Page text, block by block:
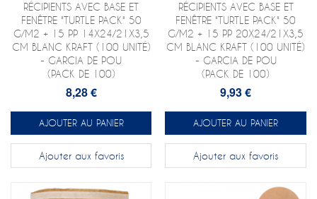
RÉCIPIENTS AVEC BASE ET
FENÊTRE "TURTLE PACK" 50
G/M2 + 15 PP 14X24/21X3,5
CM BLANC KRAFT (100 UNITÉ)
- GARCIA DE POU
(PACK DE 100)
8,28 €
AJOUTER AU PANIER
Ajouter aux favoris
RÉCIPIENTS AVEC BASE ET
FENÊTRE "TURTLE PACK" 50
G/M2 + 15 PP 20X24/21X3,5
CM BLANC KRAFT (100 UNITÉ)
- GARCIA DE POU
(PACK DE 100)
9,93 €
AJOUTER AU PANIER
Ajouter aux favoris